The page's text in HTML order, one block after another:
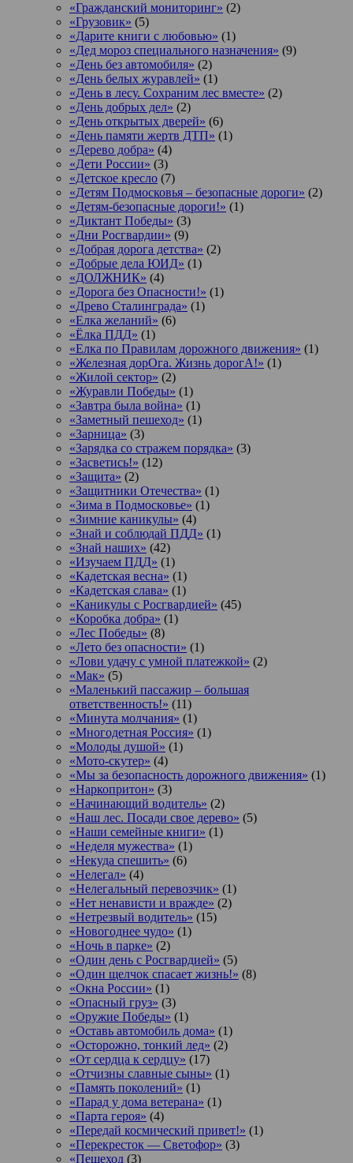
«Гражданский мониторинг» (2)
«Грузовик» (5)
«Дарите книги с любовью» (1)
«Дед мороз специального назначения» (9)
«День без автомобиля» (2)
«День белых журавлей» (1)
«День в лесу. Сохраним лес вместе» (2)
«День добрых дел» (2)
«День открытых дверей» (6)
«День памяти жертв ДТП» (1)
«Дерево добра» (4)
«Дети России» (3)
«Детское кресло (7)
«Детям Подмосковья – безопасные дороги» (2)
«Детям-безопасные дороги!» (1)
«Диктант Победы» (3)
«Дни Росгвардии» (9)
«Добрая дорога детства» (2)
«Добрые дела ЮИД» (1)
«ДОЛЖНИК» (4)
«Дорога без Опасности!» (1)
«Древо Сталинграда» (1)
«Елка желаний» (6)
«Ёлка ПДД» (1)
«Елка по Правилам дорожного движения» (1)
«Железная дорОга. Жизнь дорогА!» (1)
«Жилой сектор» (2)
«Журавли Победы» (1)
«Завтра была война» (1)
«Заметный пешеход» (1)
«Зарница» (3)
«Зарядка со стражем порядка» (3)
«Засветись!» (12)
«Защита» (2)
«Защитники Отечества» (1)
«Зима в Подмосковье» (1)
«Зимние каникулы» (4)
«Знай и соблюдай ПДД» (1)
«Знай наших» (42)
«Изучаем ПДД» (1)
«Кадетская весна» (1)
«Кадетская слава» (1)
«Каникулы с Росгвардией» (45)
«Коробка добра» (1)
«Лес Победы» (8)
«Лето без опасности» (1)
«Лови удачу с умной платежкой» (2)
«Мак» (5)
«Маленький пассажир – большая
ответственность!» (11)
«Минута молчания» (1)
«Многодетная Россия» (1)
«Молоды душой» (1)
«Мото-скутер» (4)
«Мы за безопасность дорожного движения» (1)
«Наркопритон» (3)
«Начинающий водитель» (2)
«Наш лес. Посади свое дерево» (5)
«Наши семейные книги» (1)
«Неделя мужества» (1)
«Некуда спешить» (6)
«Нелегал» (4)
«Нелегальный перевозчик» (1)
«Нет ненависти и вражде» (2)
«Нетрезвый водитель» (15)
«Новогоднее чудо» (1)
«Ночь в парке» (2)
«Один день с Росгвардией» (5)
«Один щелчок спасает жизнь!» (8)
«Окна России» (1)
«Опасный груз» (3)
«Оружие Победы» (1)
«Оставь автомобиль дома» (1)
«Осторожно, тонкий лед» (2)
«От сердца к сердцу» (17)
«Отчизны славные сыны» (1)
«Память поколений» (1)
«Парад у дома ветерана» (1)
«Парта героя» (4)
«Передай космический привет!» (1)
«Перекресток — Светофор» (3)
«Пешеход (3)